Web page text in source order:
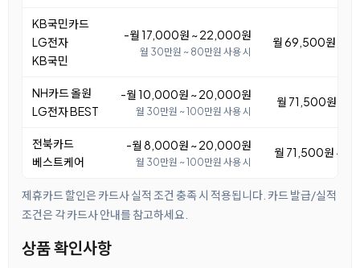
KB국민카드
LG전자
KB국민
-월 17,000원 ~ 22,000원
월 30만원 ~ 80만원 사용 시
월 69,500원 ~
NH카드 올원
LG전자 BEST
-월 10,000원 ~ 20,000원
월 30만원 ~ 100만원 사용 시
월 71,500원 ~
전북카드
베스트케어
-월 8,000원 ~ 20,000원
월 30만원 ~ 100만원 사용 시
월 71,500원 ~
제휴카드 할인은 카드사 실적 조건 충족 시 적용됩니다. 카드 발급/실적
조건은 각 카드사 안내를 참고하세요.
상품 확인사항